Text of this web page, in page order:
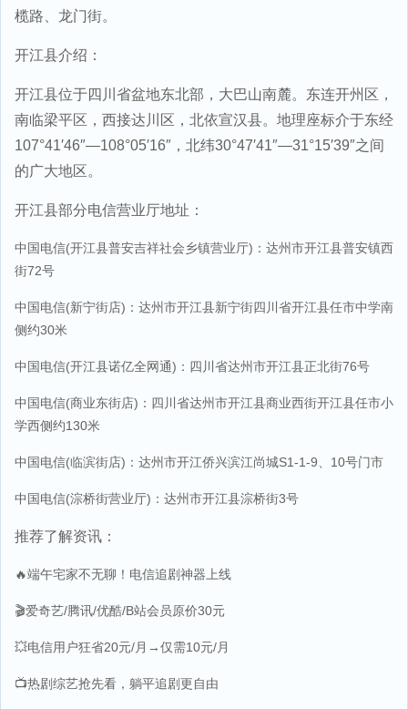
榄路、龙门街。
开江县介绍：
开江县位于四川省盆地东北部，大巴山南麓。东连开州区，
南临梁平区，西接达川区，北依宣汉县。地理座标介于东经
107°41′46″—108°05′16″，北纬30°47′41″—31°15′39″之间
的广大地区。
开江县部分电信营业厅地址：
中国电信(开江县普安吉祥社会乡镇营业厅)：达州市开江县普安镇西
街72号
中国电信(新宁街店)：达州市开江县新宁街四川省开江县任市中学南
侧约30米
中国电信(开江县诺亿全网通)：四川省达州市开江县正北街76号
中国电信(商业东街店)：四川省达州市开江县商业西街开江县任市小
学西侧约130米
中国电信(临滨街店)：达州市开江侨兴滨江尚城S1-1-9、10号门市
中国电信(淙桥街营业厅)：达州市开江县淙桥街3号
推荐了解资讯：
🔥端午宅家不无聊！电信追剧神器上线
🎬爱奇艺/腾讯/优酷/B站会员原价30元
💥电信用户狂省20元/月→仅需10元/月
📺热剧综艺抢先看，躺平追剧更自由